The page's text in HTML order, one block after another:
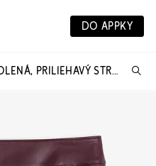
DO APPKY
KOŽENKOVÁ SUŇA, PO KOLENÁ, PRILIEHAVÝ STRIH